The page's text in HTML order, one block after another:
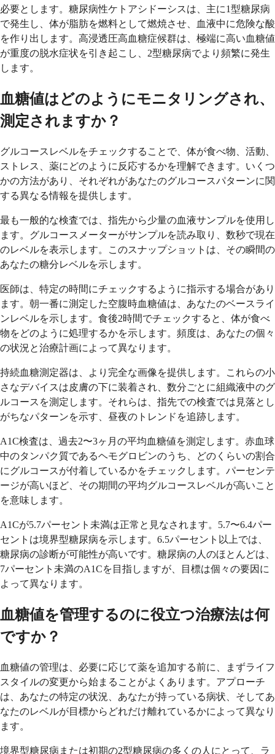
必要とします。糖尿病性ケトアシドーシスは、主に1型糖尿病
で発生し、体が脂肪を燃料として燃焼させ、血液中に危険な酸
を作り出します。高浸透圧高血糖症候群は、極端に高い血糖値
が重度の脱水症状を引き起こし、2型糖尿病でより頻繁に発生
します。
血糖値はどのようにモニタリングされ、
測定されますか？
グルコースレベルをチェックすることで、体が食べ物、活動、
ストレス、薬にどのように反応するかを理解できます。いくつ
かの方法があり、それぞれがあなたのグルコースパターンに関
する異なる情報を提供します。
最も一般的な検査では、指先から少量の血液サンプルを使用し
ます。グルコースメーターがサンプルを読み取り、数秒で現在
のレベルを表示します。このスナップショットは、その瞬間の
あなたの糖分レベルを示します。
医師は、特定の時間にチェックするように指示する場合があり
ます。朝一番に測定した空腹時血糖値は、あなたのベースライ
ンレベルを示します。食後2時間でチェックすると、体が食べ
物をどのように処理するかを示します。頻度は、あなたの個々
の状況と治療計画によって異なります。
持続血糖測定器は、より完全な画像を提供します。これらの小
さなデバイスは皮膚の下に装着され、数分ごとに組織液中のグ
ルコースを測定します。それらは、指先での検査では見落とし
がちなパターンを示す、昼夜のトレンドを追跡します。
A1C検査は、過去2〜3ヶ月の平均血糖値を測定します。赤血球
中のタンパク質であるヘモグロビンのうち、どのくらいの割合
にグルコースが付着しているかをチェックします。パーセンテ
ージが高いほど、その期間の平均グルコースレベルが高いこと
を意味します。
A1Cが5.7パーセント未満は正常と見なされます。5.7〜6.4パー
セントは境界型糖尿病を示します。6.5パーセント以上では、
糖尿病の診断が可能性が高いです。糖尿病の人のほとんどは、
7パーセント未満のA1Cを目指しますが、目標は個々の要因に
よって異なります。
血糖値を管理するのに役立つ治療法は何
ですか？
血糖値の管理は、必要に応じて薬を追加する前に、まずライフ
スタイルの変更から始まることがよくあります。アプローチ
は、あなたの特定の状況、あなたが持っている病状、そしてあ
なたのレベルが目標からどれだけ離れているかによって異なり
ます。
境界型糖尿病または初期の2型糖尿病の多くの人にとって、ラ